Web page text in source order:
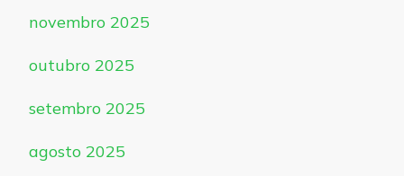
novembro 2025
outubro 2025
setembro 2025
agosto 2025